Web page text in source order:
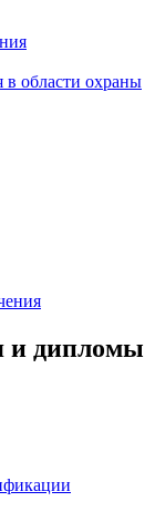
в области охраны
и дипломы